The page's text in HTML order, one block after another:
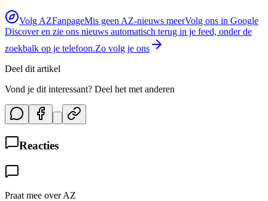
Volg AZFanpageMis geen AZ-nieuws meerVolg ons in Google
Discover en zie ons nieuws automatisch terug in je feed, onder de
zoekbalk op je telefoon.Zo volg je ons
Deel dit artikel
Vond je dit interessant? Deel het met anderen
Reacties
Praat mee over AZ